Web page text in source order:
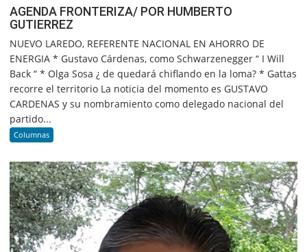
AGENDA FRONTERIZA/ POR HUMBERTO
GUTIERREZ
NUEVO LAREDO, REFERENTE NACIONAL EN AHORRO DE
ENERGIA * Gustavo Cárdenas, como Schwarzenegger “ I Will
Back “ * Olga Sosa ¿ de quedará chiflando en la loma? * Gattas
recorre el territorio La noticia del momento es GUSTAVO
CARDENAS y su nombramiento como delegado nacional del
partido...
Columnas